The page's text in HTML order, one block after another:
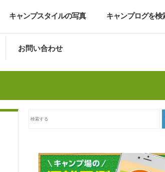
キャンプスタイルの写真 キャンプログを検
お問い合わせ